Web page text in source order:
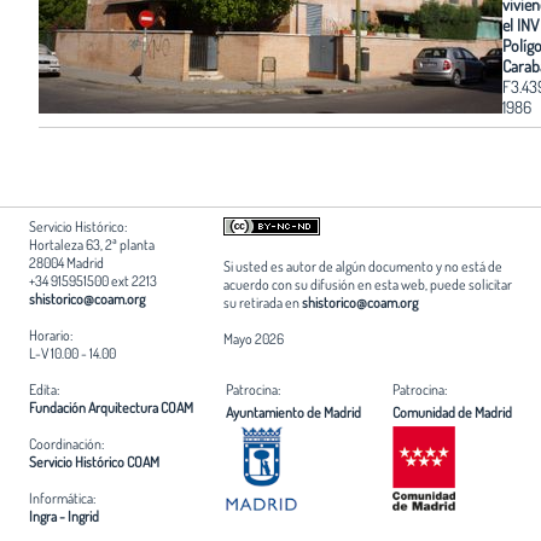
el
1986
Servicio Histórico:
Hortaleza 63, 2ª planta
28004 Madrid
+34 915951500 ext 2213
shistorico@coam.org
Horario:
L-V 10.00 - 14.00
Si usted es autor de algún documento y no está de
acuerdo con su difusión en esta web, puede solicitar
su retirada enshistorico@coam.org
Mayo 2026
Edita:
Fundación Arquitectura COAM
Coordinación:
Servicio Histórico COAM
Informática:
Ingra - Ingrid
Patrocina:
Ayuntamiento de Madrid
Patrocina:
Comunidad de Madrid